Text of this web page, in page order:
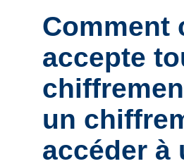
Comment
accepte
un
accéder à